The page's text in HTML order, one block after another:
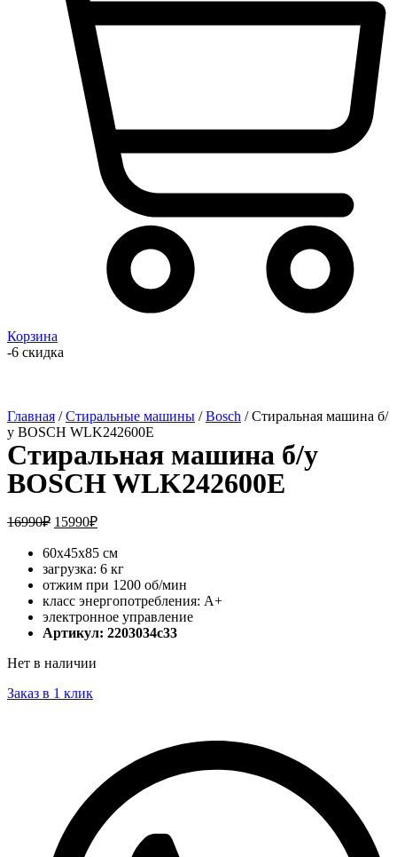
Корзина
-6 скидка
Главная /Стиральные машины /Bosch / Стиральная машина б/
у BOSCH WLK242600E
Стиральная машина б/у
BOSCH WLK242600E
16990₽ 15990₽
60x45x85 см
загрузка: 6 кг
отжим при 1200 об/мин
класс энергопотребления: A+
электронное управление
Артикул: 2203034c33
Нет в наличии
Заказ в 1 клик